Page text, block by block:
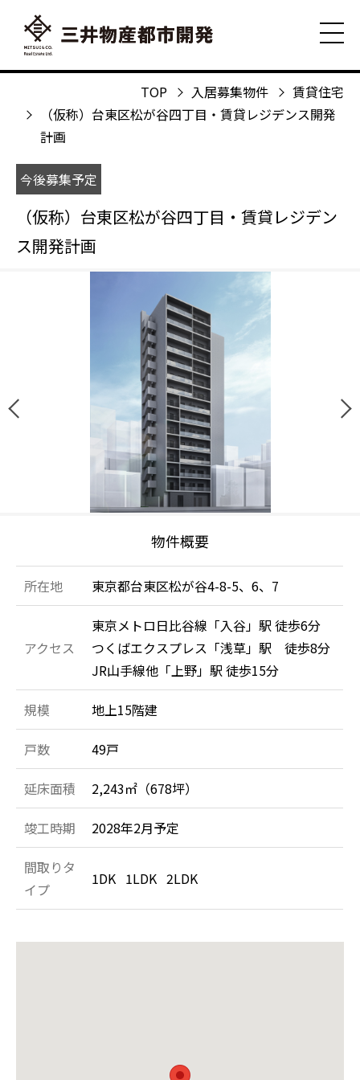
TOP 入居募集物件
賃貸住宅
（仮称）台東区松が谷四丁目・賃貸レジデンス開発
計画
（仮称）台東区松が谷四丁目・賃貸レジデン
ス開発計画
今後募集予定
物件概要
所在地 東京都台東区松が谷4-8-5、6、7
アクセス
東京メトロ日比谷線「入谷」駅 徒歩6分
つくばエクスプレス「浅草」駅 徒歩8分
JR山手線他「上野」駅 徒歩15分
規模 地上15階建
戸数 49戸
延床面積 2,243㎡（678坪）
竣工時期 2028年2月予定
間取りタ
イプ
1DK 1LDK 2LDK